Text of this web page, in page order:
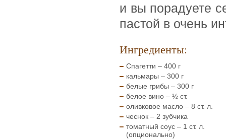
и вы порадуете
пастой в очень
Ингредиенты:
Спагетти – 400 г
кальмары – 300 г
белые грибы – 300 г
белое вино – ½ ст.
оливковое масло – 8 ст. л.
чеснок – 2 зубчика
томатный соус – 1 ст. л.
(опционально)